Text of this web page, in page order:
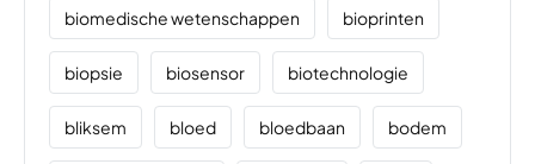
biomedische wetenschappen bioprinten
biopsie biosensor biotechnologie
bliksem bloed bloedbaan bodem